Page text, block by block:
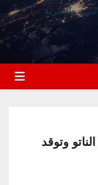
والبحرية
الناتو وتوقد